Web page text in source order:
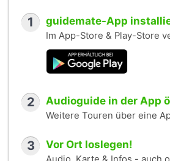
1 guidemate-App
Im App-Store & Play-Store
2 Audioguide in der App
Weitere Touren über eine
3 Vor Ort loslegen!